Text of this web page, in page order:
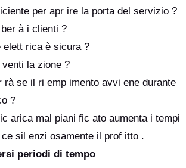
per apr ire la porta del servizio ?
à i clienti ?
elett rica è sicura ?
la zione ?
rà se il ri emp imento avvi ene durante
?
arica mal piani fic ato aumenta i tempi
sil enzi osamente il prof itto .
periodi di tempo